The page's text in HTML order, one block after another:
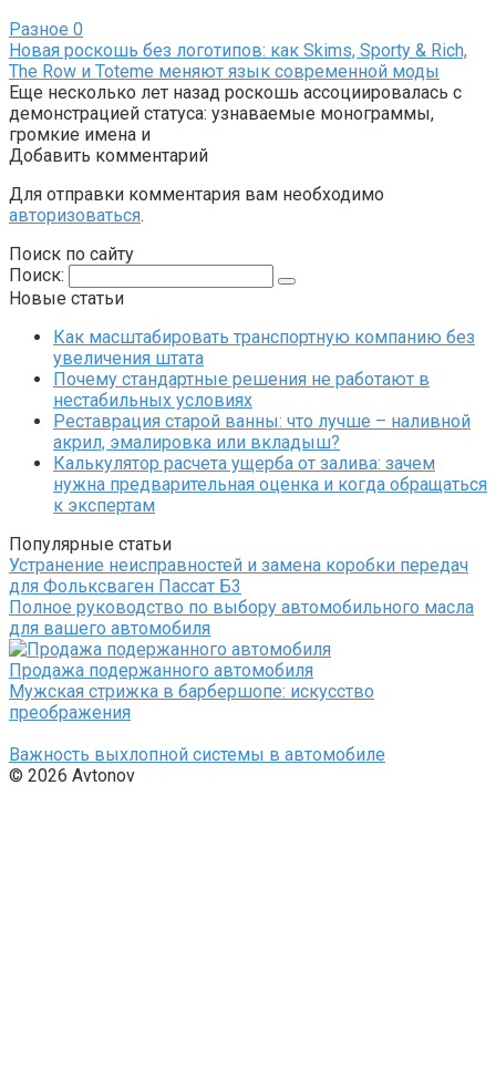
Разное 0
Новая роскошь без логотипов: как Skims, Sporty & Rich,
The Row и Toteme меняют язык современной моды
Еще несколько лет назад роскошь ассоциировалась с
демонстрацией статуса: узнаваемые монограммы,
громкие имена и
Добавить комментарий
Для отправки комментария вам необходимо
авторизоваться.
Поиск по сайту
Поиск:
Новые статьи
Как масштабировать транспортную компанию без
увеличения штата
Почему стандартные решения не работают в
нестабильных условиях
Реставрация старой ванны: что лучше – наливной
акрил, эмалировка или вкладыш?
Калькулятор расчета ущерба от залива: зачем
нужна предварительная оценка и когда обращаться
к экспертам
Популярные статьи
Устранение неисправностей и замена коробки передач
для Фольксваген Пассат Б3
Полное руководство по выбору автомобильного масла
для вашего автомобиля
Продажа подержанного автомобиля
Мужская стрижка в барбершопе: искусство
преображения
Важность выхлопной системы в автомобиле
© 2026 Avtonov